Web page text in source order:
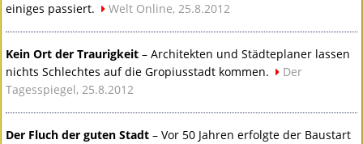
einiges passiert.
Welt Online, 25.8.2012
Kein Ort der Traurigkeit – Architekten und Städteplaner lassen
nichts Schlechtes auf die Gropiusstadt kommen.
Der
Tagesspiegel, 25.8.2012
Der Fluch der guten Stadt – Vor 50 Jahren erfolgte der Baustart